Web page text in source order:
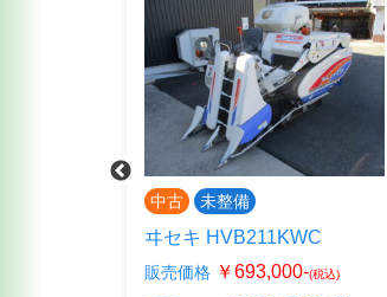
中古 未整備
ヰセキ HVB211KWC
販売価格 ￥693,000-(税込)